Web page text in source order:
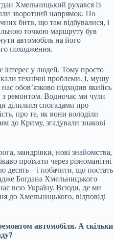
Хмельницький рухався із
зворотний напрямок. По
битв, що там відбувалися, і
точкою маршруту був
автомобіль на його
походження.
у людей. Тому просто
технічні проблеми. І, мушу
обов’язково підходив якийсь
з ремонтом. Водночас ми чули
ділилися спогадами про
про те, як вони володіли
до Криму, згадували знакові
мандрівки, нові знайомства,
проїхати через різноманітні
десять – і побачити, що постать
Богдана Хмельницького
всю Україну. Всюди, де ми
до Хмельницького, відповіді
автомобіля. А скільки